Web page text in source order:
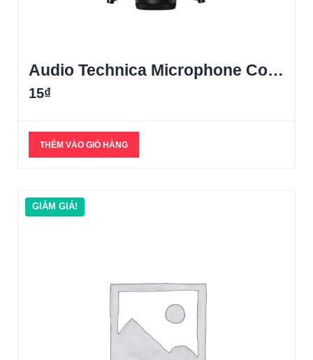
Audio Technica Microphone Copy
15₫
THÊM VÀO GIỎ HÀNG
GIẢM GIÁ!